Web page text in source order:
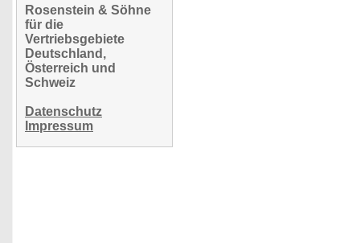
Rosenstein & Söhne
für die
Vertriebsgebiete
Deutschland,
Österreich und
Schweiz
Datenschutz
Impressum